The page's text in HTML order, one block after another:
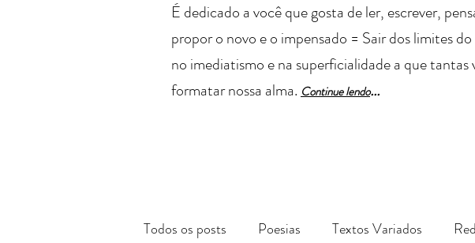
É dedicado a você que gosta de ler, escrever,
propor o novo e o impensado = Sair dos limites
no imediatismo e na superficialidade a que tantas
formatar nossa alma. Continue lendo...
Todos os posts Poesias Textos Variados